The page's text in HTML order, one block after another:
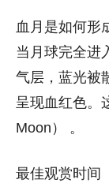
血月是如何形
当月球完全进
气层，蓝光被
呈现血红色。
Moon） 。
最佳观赏时间